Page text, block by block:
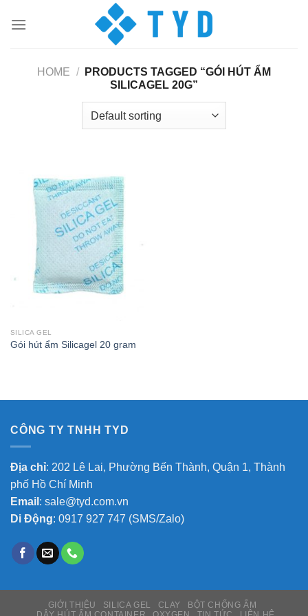
HOME /
PRODUCTS TAGGED “GÓI HÚT ẨM
SILICAGEL 20G”
SILICA GEL
Gói hút ẩm Silicagel 20 gram
CÔNG TY TNHH TYD
Địa chỉ: 202 Lê Lai, Phường Bến Thành, Quận 1, Thành
phố Hồ Chí Minh
Email : sale@tyd.com.vn
Di Động: 0917 927 747 (SMS/Zalo)
GIỚI THIỆU SILICA GEL CLAY
BỘT CHỐNG ẨM